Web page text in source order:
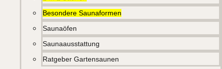
Besondere Saunaformen
Saunaöfen
Saunaausstattung
Ratgeber Gartensaunen